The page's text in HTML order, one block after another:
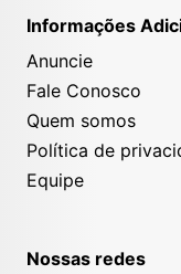
Informações
Anuncie
Fale Conosco
Quem somos
Política de
Equipe
Nossas redes